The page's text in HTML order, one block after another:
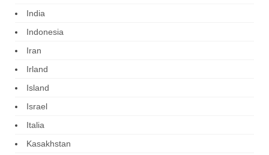
India
Indonesia
Iran
Irland
Island
Israel
Italia
Kasakhstan